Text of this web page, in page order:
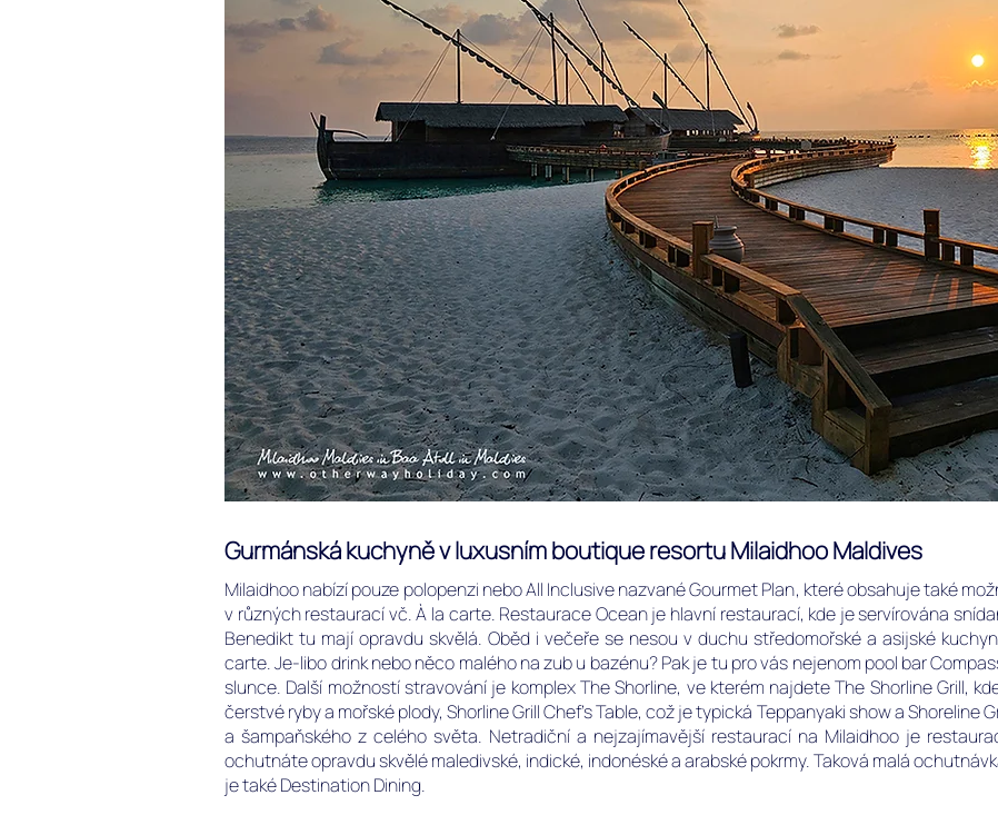
Gurmánská kuchyně v luxusním boutique resortu Milaidhoo Maldives
Milaidhoo nabízí pouze polopenzi nebo All Inclusive nazvané Gourmet Plan, které obsahuje také
v různých restaurací vč. À la carte. Restaurace Ocean je hlavní restaurací, kde je servírována
Benedikt tu mají opravdu skvělá. Oběd i večeře se nesou v duchu středomořské a asijské
carte. Je-libo drink nebo něco malého na zub u bazénu? Pak je tu pro vás nejenom pool bar
slunce. Další možností stravování je komplex The Shorline, ve kterém najdete The Shorline Grill,
čerstvé ryby a mořské plody, Shorline Grill Chef’s Table, což je typická Teppanyaki show a Shoreline
a šampaňského z celého světa. Netradiční a nejzajímavější restaurací na Milaidhoo je
ochutnáte opravdu skvělé maledivské, indické, indonéské a arabské pokrmy. Taková malá
je také Destination Dining.